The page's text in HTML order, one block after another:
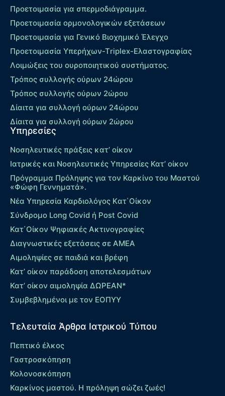
Προετοιμασία για σπερμοδιάγραμμα.
Προετοιμασία ορμονολογικών εξετάσεων
Προετοιμασία για Γενικό Βιοχημικό Έλεγχο
Προετοιμασία Υπερήχων-Τriplex-Ελαστογραφίας
Λοιμώξεις του ουροποιητικού συστήματος.
Τρόπος συλλογής ούρων 24ώρου
Τρόπος συλλογής ούρων 2ώρου
Δίαιτα για συλλογή ούρων 24ώρου
Δίαιτα για συλλογή ούρων 2ώρου
Υπηρεσίες
Νοσηλευτικές πράξεις κατ’ οίκον
Ιατρικές και Νοσηλευτικές Υπηρεσίες Κατ’ οίκον
Πρόγραμμα Πρόληψης για τον Καρκίνο του Μαστού
«Φώφη Γεννηματά».
Νέα Υπηρεσία Καρδιολόγος Kατ΄Οίκον
Σύνδρομο Long Covid ή Post Covid
Κατ΄Οίκον Ψηφιακές Ακτινογραφίες
Διαγνωστικές εξετάσεις σε ΑΜΕΑ
Αιμοληψίες σε παιδιά και βρέφη
Κατ’ οίκον παράδοση αποτελεσμάτων
Κατ’ οίκον αιμοληψία ΔΩΡΕΑΝ*
Συμβεβλημένοι με τον ΕΟΠΥΥ
Τελευταία Άρθρα Ιατρικού Τύπου
Πεπτικό έλκος
Γαστροσκόπηση
Κολονοσκόπηση
Καρκίνος μαστού. Η πρόληψη σώζει ζωές!